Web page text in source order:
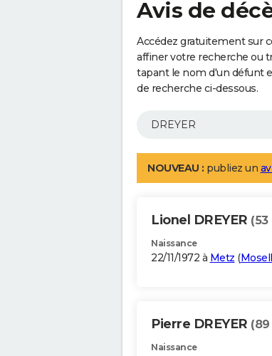
Avis de
Accédez gratuitement sur
affiner votre recherche ou
tapant le nom d'un défunt
de recherche ci-dessous.
NOUVEAU : publiez un
Lionel DREYER (53
Naissance
22/11/1972 à Metz (
Pierre DREYER (89
Naissance